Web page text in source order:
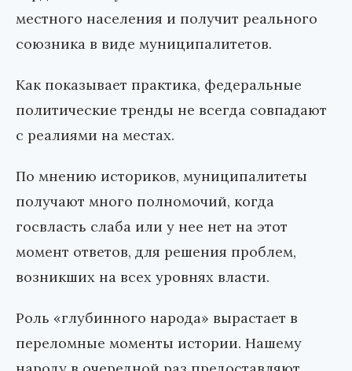
местного населения и получит реального
союзника в виде муниципалитетов.
Как показывает практика, федеральные
политические тренды не всегда совпадают
с реалиями на местах.
По мнению историков, муниципалитеты
получают много полномочий, когда
госвласть слаба или у нее нет на этот
момент ответов, для решения проблем,
возникших на всех уровнях власти.
Роль «глубинного народа» вырастает в
переломные моменты истории. Нашему